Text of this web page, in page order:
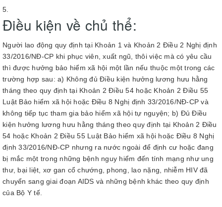
Điều kiện về chủ thể:
Người lao động quy định tại Khoản 1 và Khoản 2 Điều 2 Nghị định
33/2016/NĐ-CP khi phục viên, xuất ngũ, thôi việc mà có yêu cầu
thì được hưởng bảo hiểm xã hội một lần nếu thuộc một trong các
trường hợp sau: a) Không đủ Điều kiện hưởng lương hưu hằng
tháng theo quy định tại Khoản 2 Điều 54 hoặc Khoản 2 Điều 55
Luật Bảo hiểm xã hội hoặc Điều 8 Nghị định 33/2016/NĐ-CP và
không tiếp tục tham gia bảo hiểm xã hội tự nguyện; b) Đủ Điều
kiện hưởng lương hưu hằng tháng theo quy định tại Khoản 2 Điều
54 hoặc Khoản 2 Điều 55 Luật Bảo hiểm xã hội hoặc Điều 8 Nghị
định 33/2016/NĐ-CP nhưng ra nước ngoài để định cư hoặc đang
bị mắc một trong những bệnh nguy hiểm đến tính mạng như ung
thư, bại liệt, xơ gan cổ chướng, phong, lao nặng, nhiễm HIV đã
chuyển sang giai đoạn AIDS và những bệnh khác theo quy định
của Bộ Y tế.